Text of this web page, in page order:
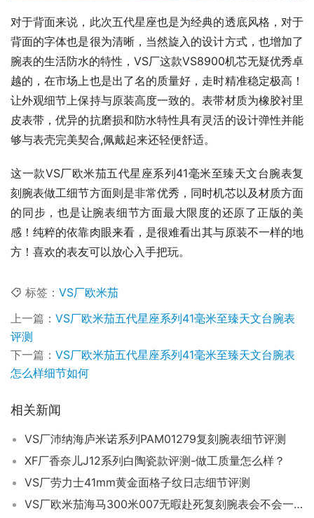
对于背面来说，此次五代星座也是为经典的透底风格，对于
背面的字体也是很为清晰，当然旋入的设计方式，也增加了
腕表的生活防水的特性，VS厂这款VS8900机芯无疑优秀卓
越的，在市场上也是出了名的质量好，走时精准稳定极高！
让外观细节上保持与原装高度一致的。表带材质为橡胶衬里
皮表带，优异的抗磨损和防水特性具有灵活的设计弹性并能
够与表壳完美契合,佩戴起来还轻便舒适。
这一款VS厂欧米茄五代星座系列41毫米至臻天文台腕表复
刻腕表做工细节方面则是非常优秀，同时机芯以及材质方面
的同步，也是让腕表细节方面最大限度的还原了正版的美
感！纯粹的依靠肉眼来看，是很难看出其与原装不一样的地
方！喜欢的表友可以放心入手把玩。
标签： VS厂欧米茄
上一篇： VS厂欧米茄五代星座系列41毫米至臻天文台腕表
评测
下一篇： VS厂欧米茄五代星座系列41毫米至臻天文台腕表
怎么样细节如何
相关新闻
VS厂沛纳海庐米诺系列PAM01279复刻腕表细节评测
XF厂香奈儿J12系列白陶瓷款评测-做工质量怎么样？
VS厂劳力士41mm黄金面格子纹日志细节评测
VS厂欧米茄海马300米007无暇赴死复刻腕表会不会一眼假